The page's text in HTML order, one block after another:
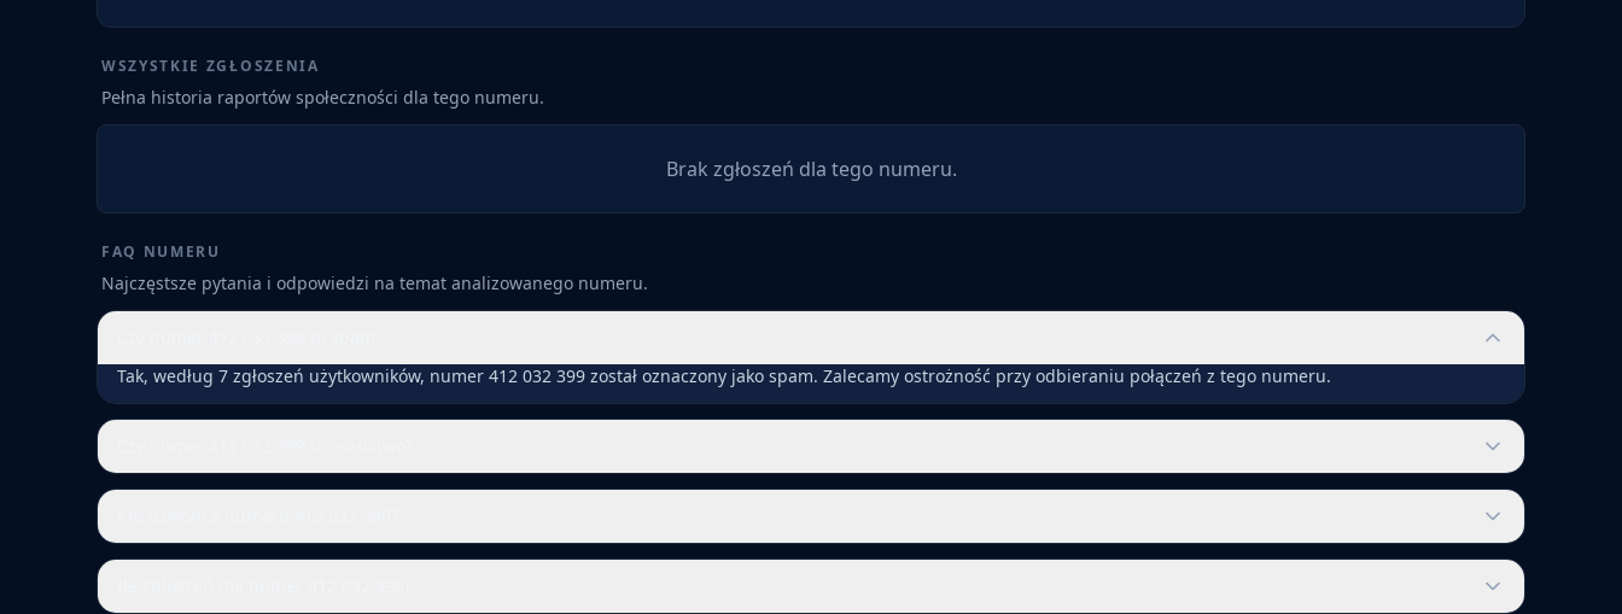
WSZYSTKIE ZGŁOSZENIA
Pełna historia raportów społeczności dla tego numeru.
Brak zgłoszeń dla tego numeru.
FAQ NUMERU
Najczęstsze pytania i odpowiedzi na temat analizowanego numeru.
Tak, według 7 zgłoszeń użytkowników, numer 412 032 399 został oznaczony jako spam. Zalecamy ostrożność przy odbieraniu połączeń z tego numeru.